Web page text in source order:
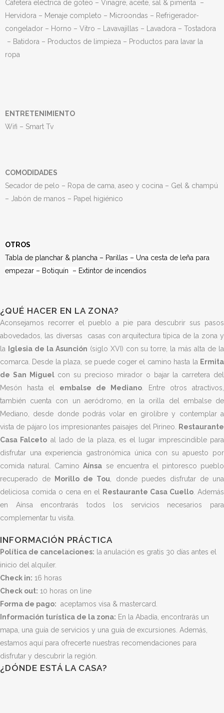
Cafetera eléctrica de goteo – Vinagre, aceite, sal & pimenta –
Hervidora – Menaje completo – Microondas – Refrigerador-
congelador – Horno – Vitro – Lavavajillas – Lavadora – Tostadora
– Batidora – Productos de limpieza – Productos para lavar la
ropa
ENTRETENIMIENTO
Wifi – Smart Tv
COMODIDADES
Secador de pelo – Ropa de cama, aseo y cocina – Gel & champú
– Jabón de manos – Papel higiénico
OTROS
Tabla de planchar & plancha – Parillas – Una cesta de leña para
empezar – Botiquín – Extintor de incendios
¿QUÉ HACER EN LA ZONA?
Aconsejamos recorrer el pueblo a pie para descubrir sus pasos
abovedados, las diversas casas con arquitectura típica de la zona y
la
Iglesia de la Asunción (siglo XVI) con su torre, la más alta de la
comarca. Desde la plaza, se puede coger el camino hasta la Ermita
de San Miguelcon su precioso mirador o bajar la carretera del
Mesón hasta el embalse de Mediano . Entre otros atractivos,
también cuenta con un aeródromo, en la orilla del embalse de
Mediano, desde donde podrás volar en girolibre y contemplar a
vista de pájaro los impresionantes paisajes del Pirineo.
Restaurante
Casa Falceto al lado de la plaza, es el lugar imprescindible para
disfrutar una experiencia gastronómica única con su apuesto por
comida natural. CaminoAínsa se encuentra el pintoresco pueblo
recuperado de
Morillo de Tou , donde puedes disfrutar de una
deliciosa comida o cena en el
Restaurante Casa Cuello . Además
en Aínsa encontrarás todos los servicios necesarios para
complementar tu visita.
INFORMACIÓN PRÁCTICA
Política de cancelaciones: la anulación es gratis 30 días antes el
inicio del alquiler.
Check in: 16 horas
Check out: 10 horas on line
Forma de pago: aceptamos visa & mastercard.
Información turística de la zona: En la Abadía, encontrarás un
mapa, una guía de servicios y una guía de excursiones. Además,
estamos aquí para ofrecerte nuestras recomendaciones para
disfrutar y descubrir la región.
¿DÓNDE ESTÁ LA CASA?